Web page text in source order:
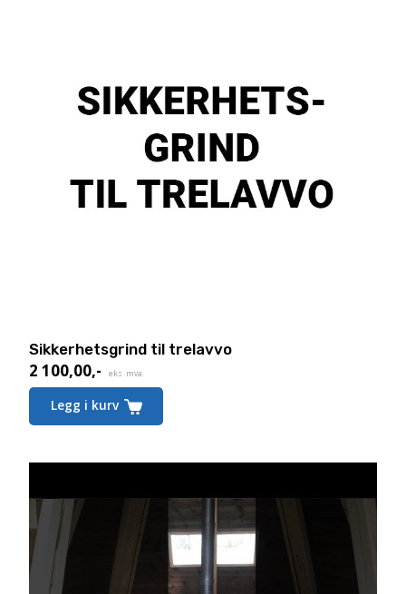
Sikkerhetsgrind til trelavvo
2 100,00,- eks. mva.
Legg i kurv